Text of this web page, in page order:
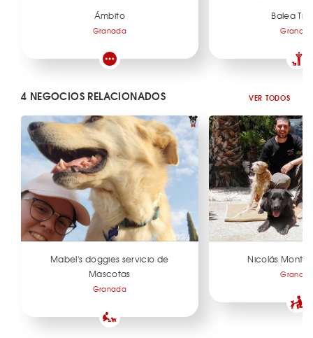
Ámbito
Granada
Balea
4 NEGOCIOS RELACIONADOS VER TODOS
Mabel's doggies servicio de
Mascotas
Granada
Nicolás